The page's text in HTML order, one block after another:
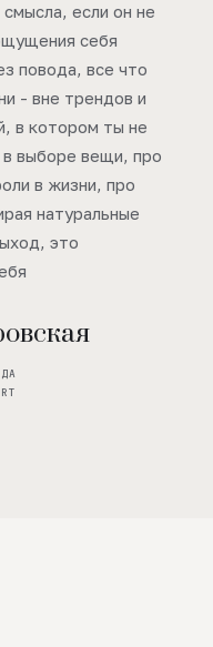
если он не
себя
повода, все что
- вне трендов и
в котором ты не
выборе вещи, про
в жизни, про
натуральные
это